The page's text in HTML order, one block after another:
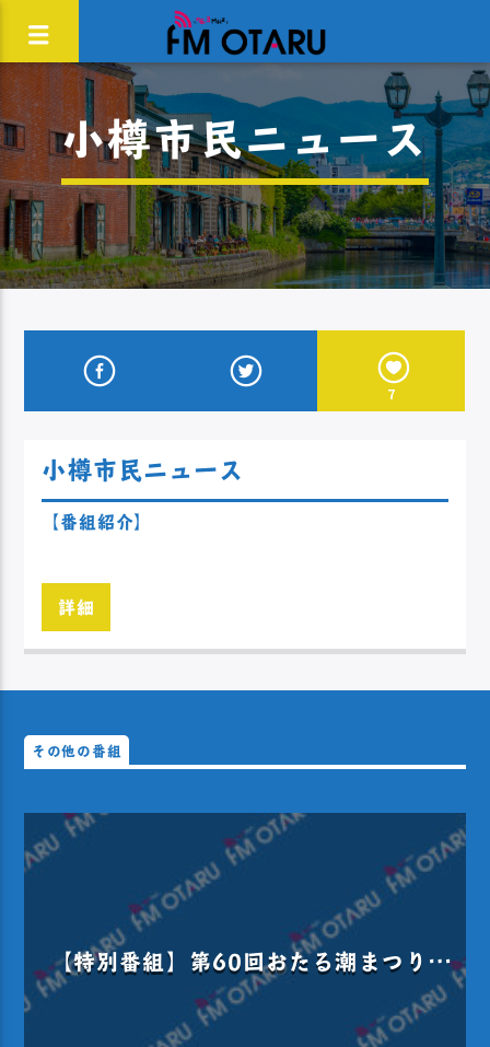
小樽市民ニュース
7
小樽市民ニュース
【番組紹介】
詳細
その他の番組
【特別番組】第60回おたる潮まつり大
花火大会 実況生中継